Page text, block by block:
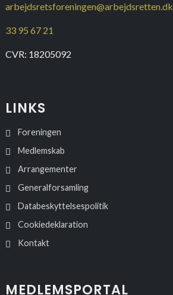
arbejdsretsforeningen@arbejdsretten.dk
33 95 67 21
CVR: 18205092
LINKS
Foreningen
Medlemskab
Arrangementer
Generalforsamling
Databeskyttelsespolitik
Cookiedeklaration
Kontakt
MEDLEMSPORTAL